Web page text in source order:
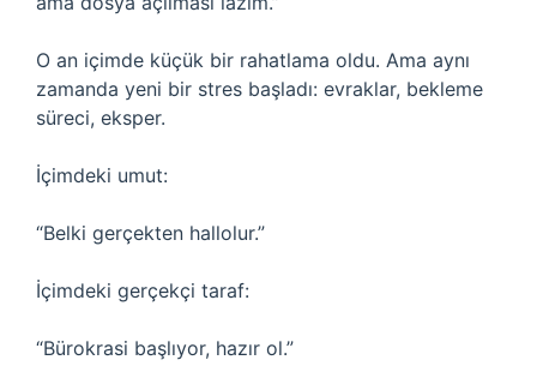
O an içimde küçük bir rahatlama oldu. Ama aynı
zamanda yeni bir stres başladı: evraklar, bekleme
süreci, eksper.
İçimdeki umut:
“Belki gerçekten hallolur.”
İçimdeki gerçekçi taraf:
“Bürokrasi başlıyor, hazır ol.”